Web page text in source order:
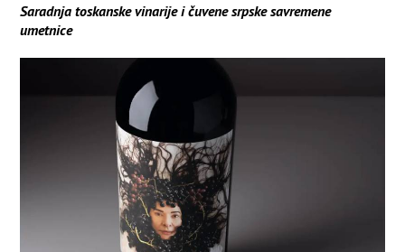
Saradnja toskanske vinarije i čuvene srpske savremene
umetnice